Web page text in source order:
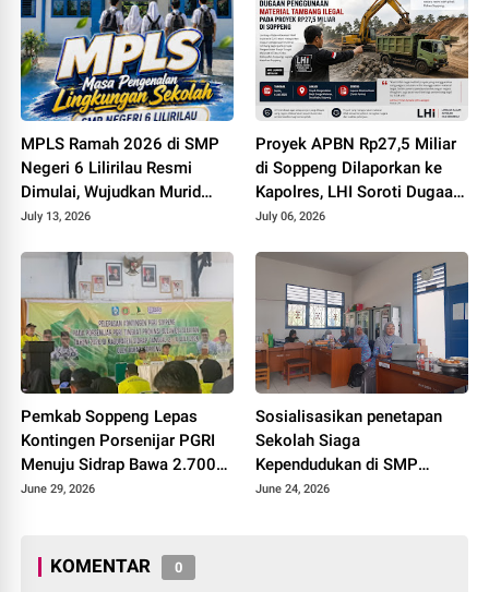
MPLS Ramah 2026 di SMP
Negeri 6 Lilirilau Resmi
Dimulai, Wujudkan Murid
Berkarakter, Berprestasi, dan
July 13, 2026
Proyek APBN Rp27,5 Miliar
di Soppeng Dilaporkan ke
Kapolres, LHI Soroti Dugaan
Material Tambang Ilegal
July 06, 2026
Pemkab Soppeng Lepas
Kontingen Porsenijar PGRI
Menuju Sidrap Bawa 2.700
Peserta Devile Dan 410
June 29, 2026
Sosialisasikan penetapan
Sekolah Siaga
Kependudukan di SMP
Negeri 6 Lilirilau
June 24, 2026
KOMENTAR 0